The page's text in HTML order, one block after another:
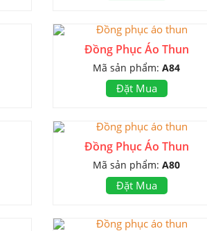
Đồng Phục Áo Thun
Mã sản phẩm:A84
Đặt Mua
Đồng Phục Áo Thun
Mã sản phẩm:A80
Đặt Mua